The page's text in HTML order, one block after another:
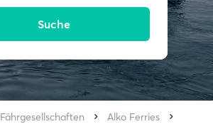
Suche
Fährgesellschaften
Alko Ferries